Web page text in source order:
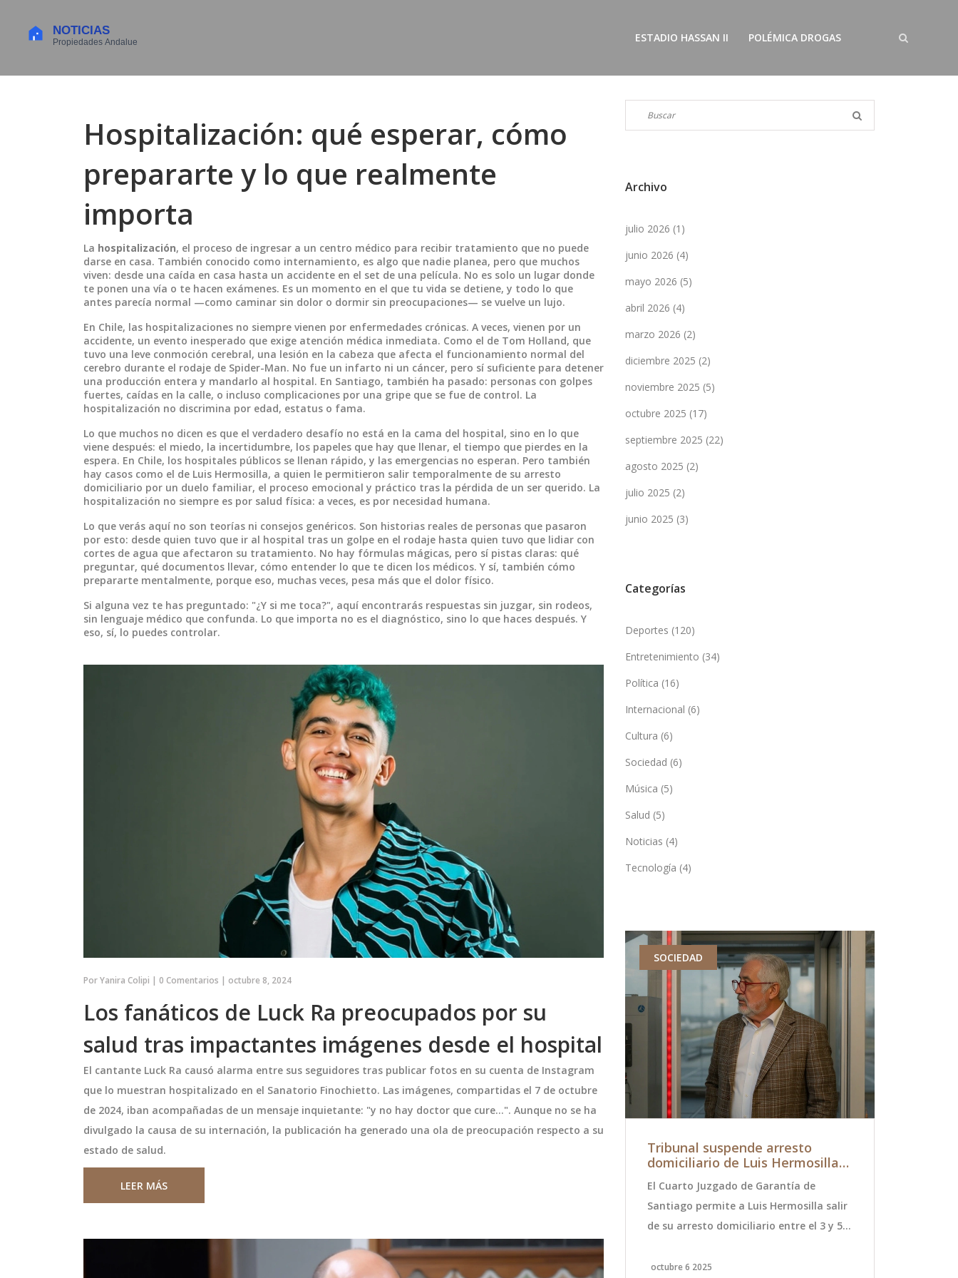
ESTADIO HASSAN II POLÉMICA DROGAS
Hospitalización: qué esperar, cómo
prepararte y lo que realmente
importa
La hospitalización, el proceso de ingresar a un centro médico para recibir tratamiento que no puede
darse en casa. También conocido como internamiento, es algo que nadie planea, pero que muchos
viven: desde una caída en casa hasta un accidente en el set de una película. No es solo un lugar donde
te ponen una vía o te hacen exámenes. Es un momento en el que tu vida se detiene, y todo lo que
antes parecía normal —como caminar sin dolor o dormir sin preocupaciones— se vuelve un lujo.
En Chile, las hospitalizaciones no siempre vienen por enfermedades crónicas. A veces, vienen por un
accidente, un evento inesperado que exige atención médica inmediata. Como el de Tom Holland, que
tuvo una leve conmoción cerebral, una lesión en la cabeza que afecta el funcionamiento normal del
cerebro durante el rodaje de Spider-Man. No fue un infarto ni un cáncer, pero sí suficiente para detener
una producción entera y mandarlo al hospital. En Santiago, también ha pasado: personas con golpes
fuertes, caídas en la calle, o incluso complicaciones por una gripe que se fue de control. La
hospitalización no discrimina por edad, estatus o fama.
Lo que muchos no dicen es que el verdadero desafío no está en la cama del hospital, sino en lo que
viene después: el miedo, la incertidumbre, los papeles que hay que llenar, el tiempo que pierdes en la
espera. En Chile, los hospitales públicos se llenan rápido, y las emergencias no esperan. Pero también
hay casos como el de Luis Hermosilla, a quien le permitieron salir temporalmente de su arresto
domiciliario por un duelo familiar, el proceso emocional y práctico tras la pérdida de un ser querido. La
hospitalización no siempre es por salud física: a veces, es por necesidad humana.
Lo que verás aquí no son teorías ni consejos genéricos. Son historias reales de personas que pasaron
por esto: desde quien tuvo que ir al hospital tras un golpe en el rodaje hasta quien tuvo que lidiar con
cortes de agua que afectaron su tratamiento. No hay fórmulas mágicas, pero sí pistas claras: qué
preguntar, qué documentos llevar, cómo entender lo que te dicen los médicos. Y sí, también cómo
prepararte mentalmente, porque eso, muchas veces, pesa más que el dolor físico.
Si alguna vez te has preguntado: "¿Y si me toca?", aquí encontrarás respuestas sin juzgar, sin rodeos,
sin lenguaje médico que confunda. Lo que importa no es el diagnóstico, sino lo que haces después. Y
eso, sí, lo puedes controlar.
PorYanira Colipi | 0 Comentarios | octubre 8, 2024
Los fanáticos de Luck Ra preocupados por su
salud tras impactantes imágenes desde el hospital
El cantante Luck Ra causó alarma entre sus seguidores tras publicar fotos en su cuenta de Instagram
que lo muestran hospitalizado en el Sanatorio Finochietto. Las imágenes, compartidas el 7 de octubre
de 2024, iban acompañadas de un mensaje inquietante: "y no hay doctor que cure...". Aunque no se ha
divulgado la causa de su internación, la publicación ha generado una ola de preocupación respecto a su
estado de salud.
LEER MÁS
Archivo
julio 2026 (1)
junio 2026 (4)
mayo 2026 (5)
abril 2026 (4)
marzo 2026 (2)
diciembre 2025 (2)
noviembre 2025 (5)
octubre 2025 (17)
septiembre 2025 (22)
agosto 2025 (2)
julio 2025 (2)
junio 2025 (3)
Categorías
Deportes (120)
Entretenimiento (34)
Política (16)
Internacional (6)
Cultura (6)
Sociedad (6)
Música (5)
Salud (5)
Noticias (4)
Tecnología (4)
logra vencer
ENTRETENIMIENTO
María Pombo: Influencers y la
Información en Crisis
María Pombo, una de las influencers más
seguidas de España, fue acusada de
40 personas murieron en un túnel,
ENTRETENIMIENTO
una impresionante transformación
física. A sus 22 años, Pedro Luis
junio 30 2024
SOCIEDAD
Tribunal suspende arresto
domiciliario de Luis Hermosilla
El Cuarto Juzgado de Garantía de
Santiago permite a Luis Hermosilla salir
de su arresto domiciliario entre el 3 y 5
familia tras el fallecimiento de su padre.
octubre 6 2025